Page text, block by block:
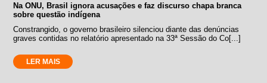
Na ONU, Brasil ignora acusações e faz discurso chapa branca
sobre questão indígena
Constrangido, o governo brasileiro silenciou diante das denúncias
graves contidas no relatório apresentado na 33ª Sessão do Co[...]
LER MAIS